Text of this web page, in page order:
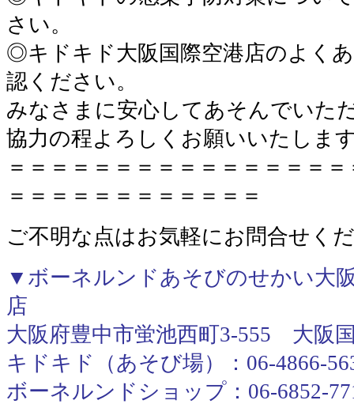
さい。
◎キドキド大阪国際空港店のよく
認ください。
みなさまに安心してあそんでいた
協力の程よろしくお願いいたしま
＝＝＝＝＝＝＝＝＝＝＝＝＝＝＝
＝＝＝＝＝＝＝＝＝＝＝＝
ご不明な点はお気軽にお問合せく
▼ボーネルンドあそびのせかい大
店
大阪府豊中市蛍池西町3-555 大阪
キドキド（あそび場）：06-4866-
ボーネルンドショップ：06-6852-